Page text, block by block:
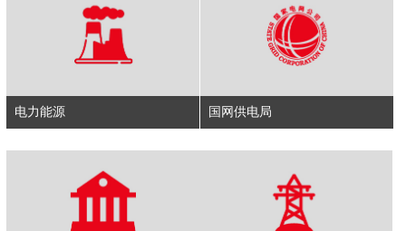
电力能源 国网供电局